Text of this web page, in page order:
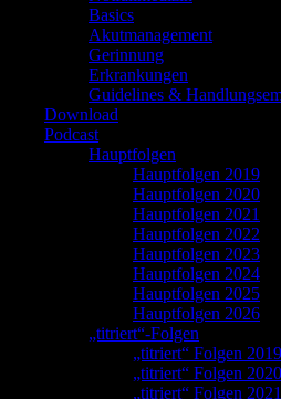
Basics
Akutmanagement
Gerinnung
Erkrankungen
Guidelines &
Download
Podcast
Hauptfolgen
Hauptfolgen 2019
Hauptfolgen 2020
Hauptfolgen 2021
Hauptfolgen 2022
Hauptfolgen 2023
Hauptfolgen 2024
Hauptfolgen 2025
Hauptfolgen 2026
„titriert“-Folgen
„titriert“ Folgen 2019
„titriert“ Folgen 2020
„titriert“ Folgen 2021